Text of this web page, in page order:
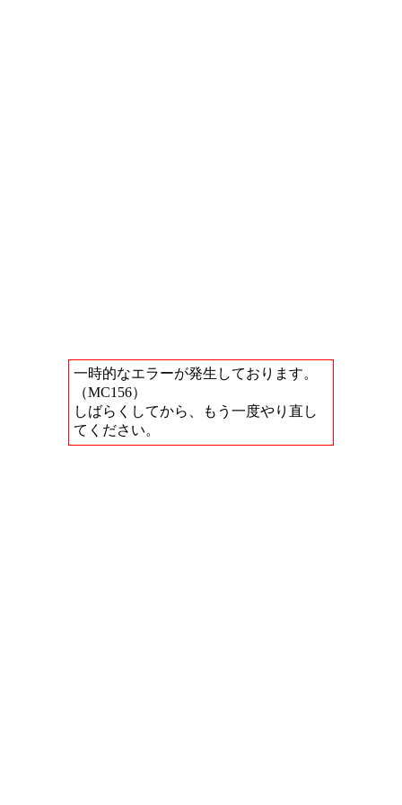
一時的なエラーが発生しております。
（MC156）
しばらくしてから、もう一度やり直し
てください。